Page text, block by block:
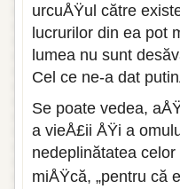
urcuÅŸul către
lucrurilor din ea pot
lumea nu sunt
Cel ce ne-a dat
Se poate vedea,
a vieÅ£ii ÅŸi a
nedeplinătatea
miÅŸcă, „pentru că